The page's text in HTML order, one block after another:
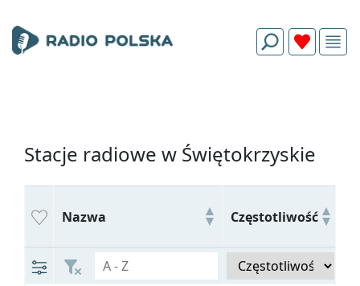
Stacje radiowe w Świętokrzyskie
Nazwa Częstotliwość